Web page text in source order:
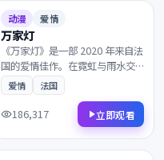
7.6
动漫 爱情
万家灯
《万家灯》是一部 2020 年来自法
国的爱情佳作。在霓虹与雨水交
织的都市，一封匿名信打乱了原
本平静的生活。画面质感极具电
影感，观影体验沉浸而难忘，影
爱情 法国
186,317 立即观看